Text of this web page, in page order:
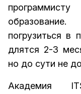
погрузиться в
длятся 2-3
но до сути не
Академия